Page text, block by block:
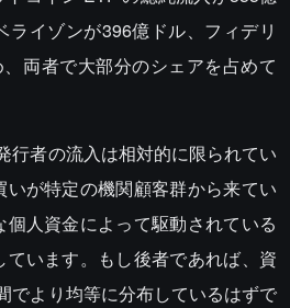
ライゾンが396億ドル、フィデリ
両者で大部分のシェアを占めて
行者の流入は相対的に限られてい
いが特定の機関顧客群から来てい
人資金によって駆動されている
います。もし後者であれば、資
でより均等に分布しているはずで